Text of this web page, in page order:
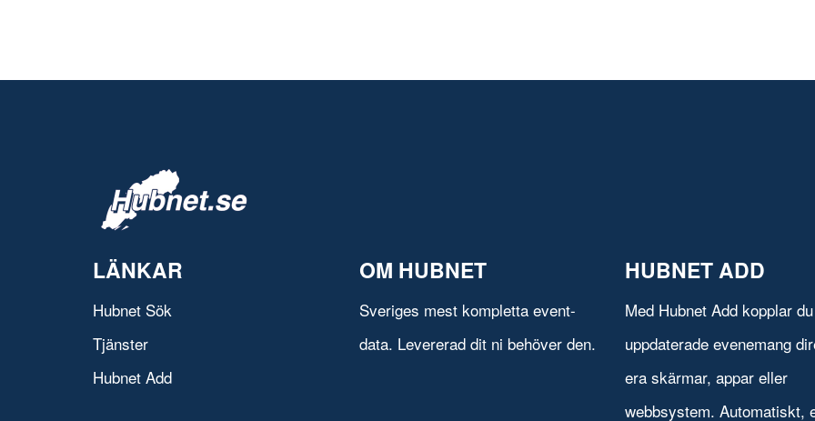
LÄNKAR
Hubnet Sök
Tjänster
Hubnet Add
OM HUBNET
Sveriges mest kompletta event-
data. Levererad dit ni behöver den.
HUBNET ADD
Med Hubnet Add kopplar
uppdaterade evenemang
era skärmar, appar eller
webbsystem. Automatiskt,